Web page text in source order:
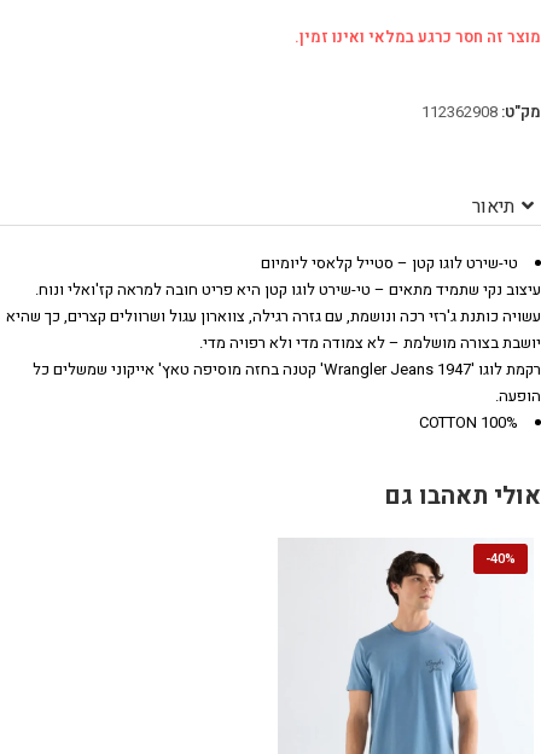
מוצר זה חסר כרגע במלאי ואינו זמין.
מק"ט: 112362908
תיאור
טי-שירט לוגו קטן – סטייל קלאסי ליומיום
עיצוב נקי שתמיד מתאים – טי-שירט לוגו קטן היא פריט חובה למראה קז'ואלי ונוח.
עשויה כותנת ג'רזי רכה ונושמת, עם גזרה רגילה, צווארון עגול ושרוולים קצרים, כך שהיא
יושבת בצורה מושלמת – לא צמודה מדי ולא רפויה מדי.
רקמת לוגו 'Wrangler Jeans 1947' קטנה בחזה מוסיפה טאץ' אייקוני שמשלים כל
הופעה.
100% COTTON
אולי תאהבו גם
40%
-